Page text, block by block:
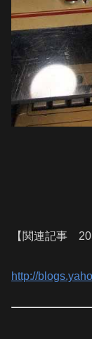
【関連記事
http://